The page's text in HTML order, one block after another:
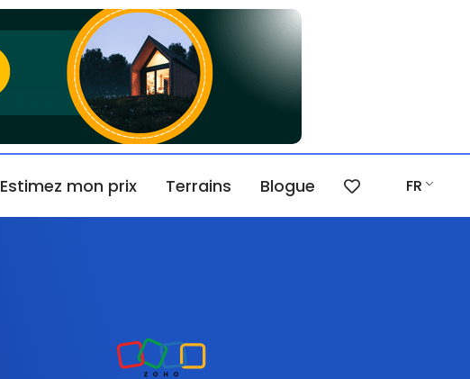
Estimez mon prix Terrains Blogue FR